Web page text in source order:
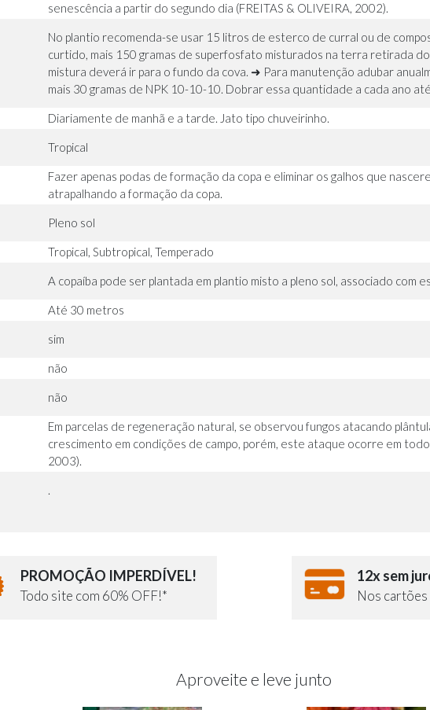
senescência a partir do segundo dia (FREITAS & OLIVEIRA, 2002).
No plantio recomenda-se usar 15 litros de esterco de curral ou de
curtido, mais 150 gramas de superfosfato misturados na terra retirada
mistura deverá ir para o fundo da cova. ➜ Para manutenção adubar
mais 30 gramas de NPK 10-10-10. Dobrar essa quantidade a cada ano
Diariamente de manhã e a tarde. Jato tipo chuveirinho.
Tropical
Fazer apenas podas de formação da copa e eliminar os galhos que
atrapalhando a formação da copa.
Pleno sol
Tropical, Subtropical, Temperado
A copaíba pode ser plantada em plantio misto a pleno sol, associado com
Até 30 metros
sim
não
não
Em parcelas de regeneração natural, se observou fungos atacando
crescimento em condições de campo, porém, este ataque ocorre em
2003).
.
PROMOÇÃO IMPERDÍVEL!
Todo site com 60% OFF!*
12x sem
Nos
Aproveite e leve junto